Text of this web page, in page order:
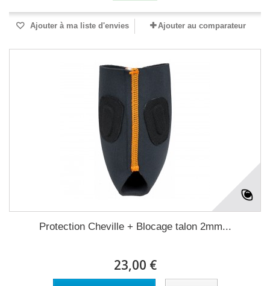
Ajouter à ma liste d'envies Ajouter au comparateur
Protection Cheville + Blocage talon 2mm...
23,00 €